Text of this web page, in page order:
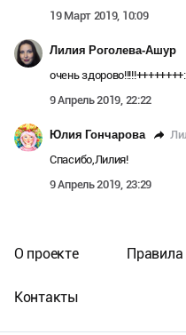
19 Март 2019, 10:09
Лилия Роголева-Ашур
очень
9 Апрель 2019, 22:22
Юлия Гончарова
Спасибо,Лилия!
9 Апрель 2019, 23:29
О проекте Правила
Контакты